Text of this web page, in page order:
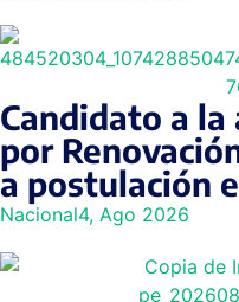
Candidato a la
por
a postulación
Nacional4, Ago 2026